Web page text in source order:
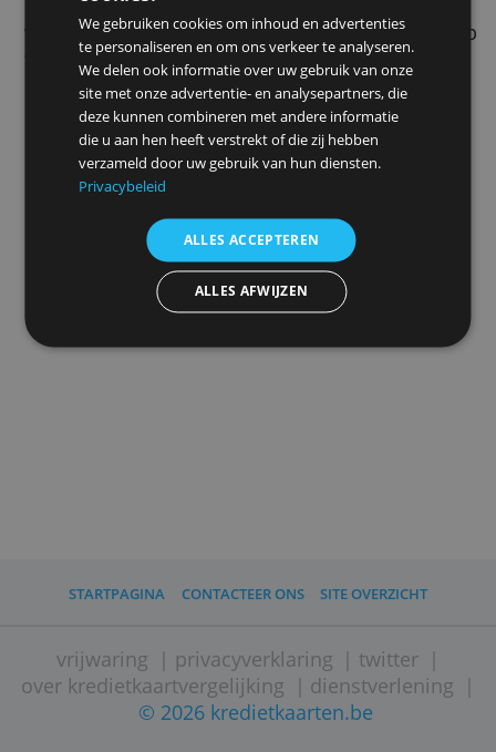
We use cookies for many purposes. We use
them, for example, to remember your safe
search preferences, to make the ads you
more relevant to you, to count how many
visitors we receive to a page, to help you
for our services, to protect your data, or to
remember your
Advertenties personaliseren
Deze website maakt gebruik van
cookies.
We gebruiken cookies om inhoud en advertenties
te personaliseren en om ons verkeer te analyseren.
We delen ook informatie over uw gebruik van onze
deze kunnen combineren met andere informatie
die u aan hen heeft verstrekt of die zij hebben
verzameld door uw gebruik van hun diensten.
Privacybeleid